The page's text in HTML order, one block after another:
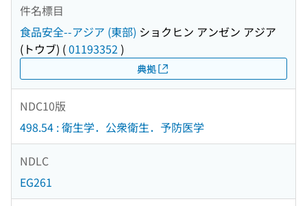
件名標目
食品安全--アジア (東部) ショクヒン アンゼン アジア
(トウブ) (01193352 )
典拠
NDC10版
498.54 : 衛生学．公衆衛生．予防医学
NDLC
EG261